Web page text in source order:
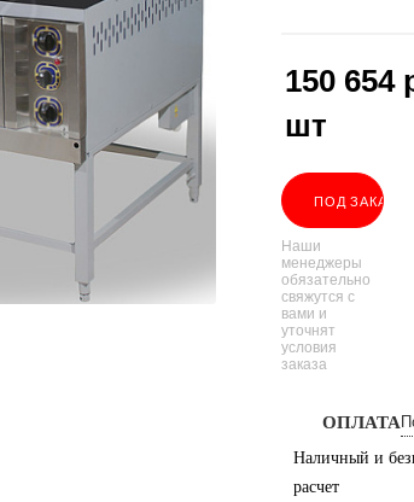
150 654
шт
ПОД ЗАКАЗ
Наши
менеджеры
обязательно
свяжутся с
вами и
уточнят
условия
заказа
ОПЛАТА
Наличный и
расчет